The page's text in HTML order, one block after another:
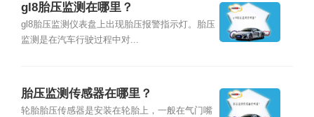
gl8胎压监测在哪里？
gl8胎压监测仪表盘上出现胎压报警指示灯。胎压
监测是在汽车行驶过程中对...
胎压监测传感器在哪里？
轮胎胎压传感器是安装在轮胎上，一般在气门嘴